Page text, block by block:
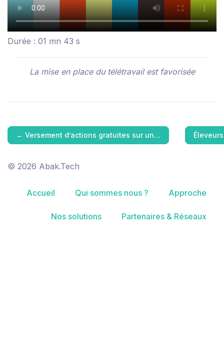
Durée : 01 mn 43 s
La mise en place du télétravail est favorisée
← Versement d’actions gratuites sur un…
© 2026 Abak.Tech
Accueil Qui sommes nous ? Approche
Nos solutions Partenaires & Réseaux